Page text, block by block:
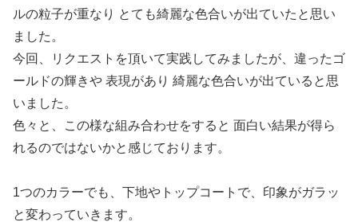
ルの粒子が重なり とても綺麗な色合いが出ていたと思い
ました。
今回、リクエストを頂いて実践してみましたが、違ったゴ
ールドの輝きや 表現があり 綺麗な色合いが出ていると思
いました。
色々と、この様な組み合わせをすると 面白い結果が得ら
れるのではないかと感じております。
1つのカラーでも、下地やトップコートで、印象がガラッ
と変わっていきます。